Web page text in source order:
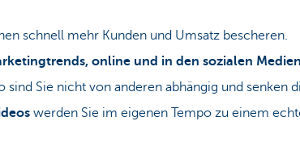
schnell mehr Kunden und Umsatz bescheren.
online und in den sozialen Medien
sind Sie nicht von anderen abhängig und senken
werden Sie im eigenen Tempo zu einem